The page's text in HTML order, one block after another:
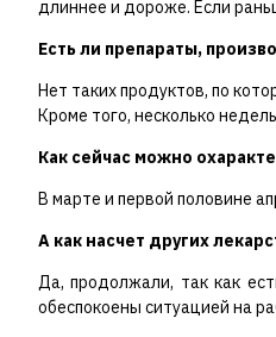
длиннее и дороже. Если
Есть ли препараты,
Нет таких продуктов, по
Кроме того, несколько
Как сейчас можно
В марте и первой половине
А как насчет других
Да, продолжали, так как
обеспокоены ситуацией на